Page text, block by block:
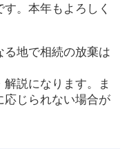
。本年もよろしく
地で相続の放棄は
説になります。ま
応じられない場合が